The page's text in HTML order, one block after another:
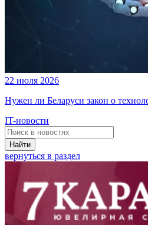
22 июля 2026
Нужен ли Беларуси закон о
IT-новости
Найти
вернуться в раздел